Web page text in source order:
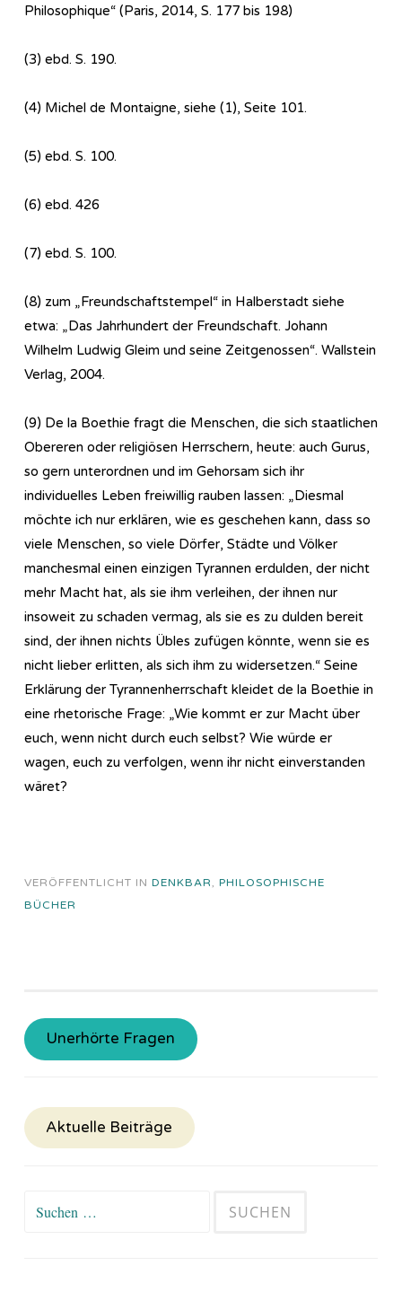
Philosophique“ (Paris, 2014, S. 177 bis 198)
(3) ebd. S. 190.
(4) Michel de Montaigne, siehe (1), Seite 101.
(5) ebd. S. 100.
(6) ebd. 426
(7) ebd. S. 100.
(8) zum „Freundschaftstempel“ in Halberstadt siehe
etwa: „Das Jahrhundert der Freundschaft. Johann
Wilhelm Ludwig Gleim und seine Zeitgenossen“. Wallstein
Verlag, 2004.
(9) De la Boethie fragt die Menschen, die sich staatlichen
Obereren oder religiösen Herrschern, heute: auch Gurus,
so gern unterordnen und im Gehorsam sich ihr
individuelles Leben freiwillig rauben lassen: „Diesmal
möchte ich nur erklären, wie es geschehen kann, dass so
viele Menschen, so viele Dörfer, Städte und Völker
manchesmal einen einzigen Tyrannen erdulden, der nicht
mehr Macht hat, als sie ihm verleihen, der ihnen nur
insoweit zu schaden vermag, als sie es zu dulden bereit
sind, der ihnen nichts Übles zufügen könnte, wenn sie es
nicht lieber erlitten, als sich ihm zu widersetzen.“ Seine
Erklärung der Tyrannenherrschaft kleidet de la Boethie in
eine rhetorische Frage: „Wie kommt er zur Macht über
euch, wenn nicht durch euch selbst? Wie würde er
wagen, euch zu verfolgen, wenn ihr nicht einverstanden
wäret?
VERÖFFENTLICHT IN DENKBAR, PHILOSOPHISCHE
BÜCHER
Unerhörte Fragen
Aktuelle Beiträge
Suchen